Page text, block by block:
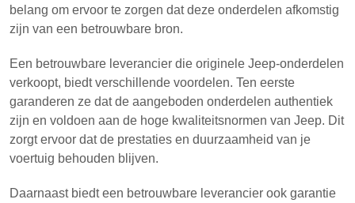
belang om ervoor te zorgen dat deze onderdelen afkomstig
zijn van een betrouwbare bron.
Een betrouwbare leverancier die originele Jeep-onderdelen
verkoopt, biedt verschillende voordelen. Ten eerste
garanderen ze dat de aangeboden onderdelen authentiek
zijn en voldoen aan de hoge kwaliteitsnormen van Jeep. Dit
zorgt ervoor dat de prestaties en duurzaamheid van je
voertuig behouden blijven.
Daarnaast biedt een betrouwbare leverancier ook garantie